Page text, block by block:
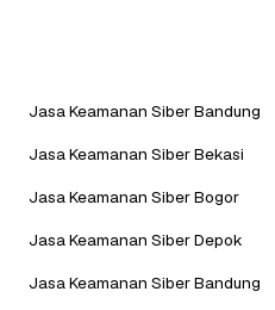
Jasa Keamanan Siber Bandung
Jasa Keamanan Siber Bekasi
Jasa Keamanan Siber Bogor
Jasa Keamanan Siber Depok
Jasa Keamanan Siber Bandung